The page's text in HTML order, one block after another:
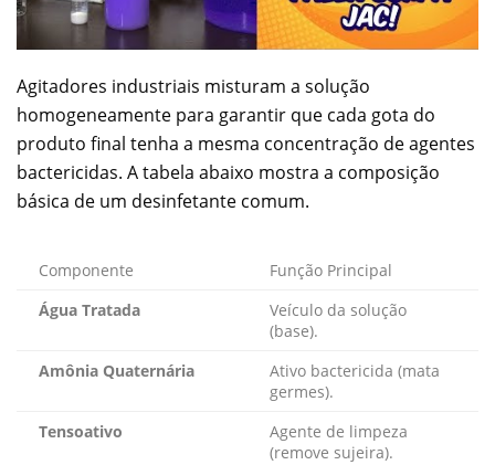
Agitadores industriais misturam a solução
homogeneamente para garantir que cada gota do
produto final tenha a mesma concentração de agentes
bactericidas. A tabela abaixo mostra a composição
básica de um desinfetante comum.
Componente
Função Principal
Água Tratada
Veículo da solução
(base).
Amônia Quaternária
Ativo bactericida (mata
germes).
Tensoativo
Agente de limpeza
(remove sujeira).